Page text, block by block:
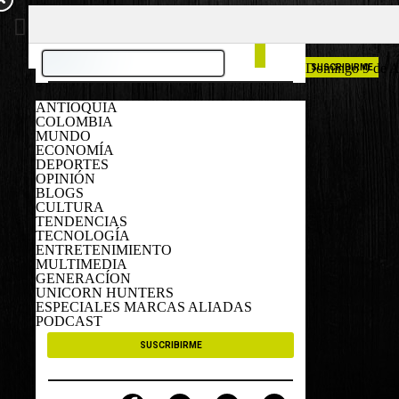
ANTIOQUIA
COLOMBIA
MUNDO
ECONOMÍA
DEPORTES
OPINIÓN
BLOGS
CULTURA
TENDENCIAS
TECNOLOGÍA
ENTRETENIMIENTO
MULTIMEDIA
GENERACÍON
UNICORN HUNTERS
ESPECIALES MARCAS ALIADAS
PODCAST
SUSCRIBIRME
Domingo 9 de
SUSCRIBIRME